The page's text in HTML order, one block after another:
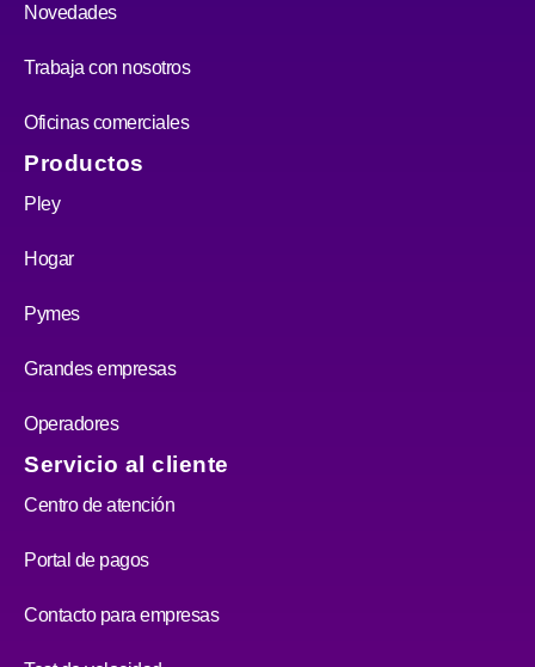
Novedades
Trabaja con nosotros
Oficinas comerciales
Productos
Pley
Hogar
Pymes
Grandes empresas
Operadores
Servicio al cliente
Centro de atención
Portal de pagos
Contacto para empresas